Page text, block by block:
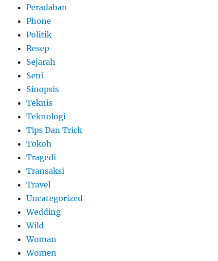
Peradaban
Phone
Politik
Resep
Sejarah
Seni
Sinopsis
Teknis
Teknologi
Tips Dan Trick
Tokoh
Tragedi
Transaksi
Travel
Uncategorized
Wedding
Wild
Woman
Women